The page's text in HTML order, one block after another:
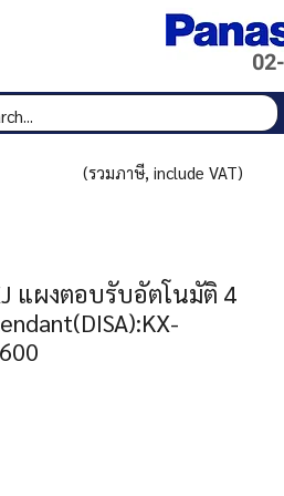
แผงตอบรับอัตโนมัติ 4
(รวมภาษี, include VAT)